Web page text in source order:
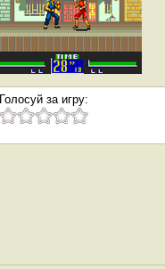
Голосуй за игру: